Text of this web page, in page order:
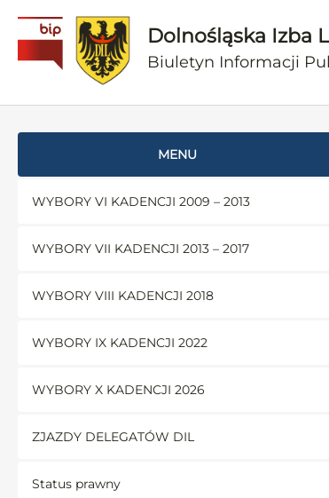
Dolnośląska Izba
Biuletyn Informacji
MENU
WYBORY VI KADENCJI 2009 – 2013
WYBORY VII KADENCJI 2013 – 2017
WYBORY VIII KADENCJI 2018
WYBORY IX KADENCJI 2022
WYBORY X KADENCJI 2026
ZJAZDY DELEGATÓW DIL
Status prawny